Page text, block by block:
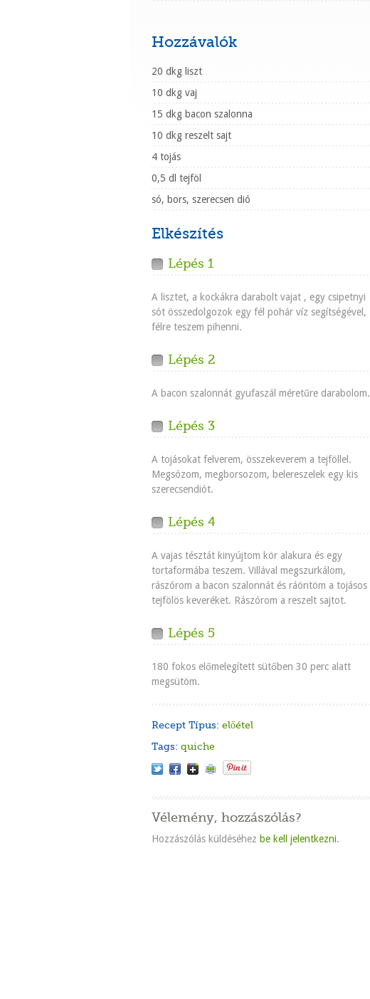
Hozzávalók
20 dkg liszt
10 dkg vaj
15 dkg bacon szalonna
10 dkg reszelt sajt
4 tojás
0,5 dl tejföl
só, bors, szerecsen dió
Elkészítés
Lépés 1
A lisztet, a kockákra darabolt vajat , egy csipetnyi
sót összedolgozok egy fél pohár víz segítségével,
félre teszem pihenni.
Lépés 2
A bacon szalonnát gyufaszál méretűre darabolom.
Lépés 3
A tojásokat felverem, összekeverem a tejföllel.
Megsózom, megborsozom, belereszelek egy kis
szerecsendiót.
Lépés 4
A vajas tésztát kinyújtom kör alakura és egy
tortaformába teszem. Villával megszurkálom,
rászórom a bacon szalonnát és ráöntöm a tojásos
tejfölös keveréket. Rászórom a reszelt sajtot.
Lépés 5
180 fokos előmelegített sütőben 30 perc alatt
megsütöm.
Recept Típus: előétel
Tags: quiche
Vélemény, hozzászólás?
Hozzászólás küldéséhez be kell jelentkezni.